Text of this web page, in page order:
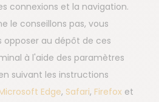
connexions et la navigation.
le conseillons pas, vous
opposer au dépôt de ces
à l'aide des paramètres
suivant les instructions
Edge, Safari, Firefox et